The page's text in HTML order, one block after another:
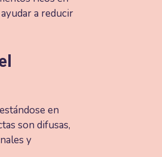
a reducir
en
son difusas,
y